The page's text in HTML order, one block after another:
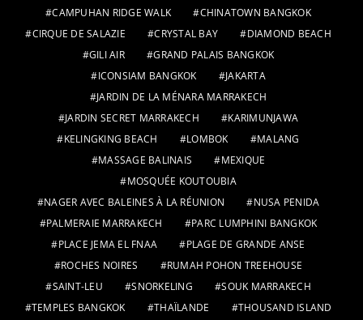
CAMPUHAN RIDGE WALK
CHINATOWN BANGKOK
CIRQUE DE SALAZIE
CRYSTAL BAY
DIAMOND BEACH
GILI AIR
GRAND PALAIS BANGKOK
ICONSIAM BANGKOK
JAKARTA
JARDIN DE LA MÉNARA MARRAKECH
JARDIN SECRET MARRAKECH
KARIMUNJAWA
KELINGKING BEACH
LOMBOK
MALANG
MASSAGE BALINAIS
MEXIQUE
MOSQUÉE KOUTOUBIA
NAGER AVEC BALEINES À LA RÉUNION
NUSA PENIDA
PALMERAIE MARRAKECH
PARC LUMPHINI BANGKOK
PLACE JEMA EL FNAA
PLAGE DE GRANDE ANSE
ROCHES NOIRES
RUMAH POHON TREEHOUSE
SAINT-LEU
SNORKELING
SOUK MARRAKECH
TEMPLES BANGKOK
THAÏLANDE THOUSAND ISLAND